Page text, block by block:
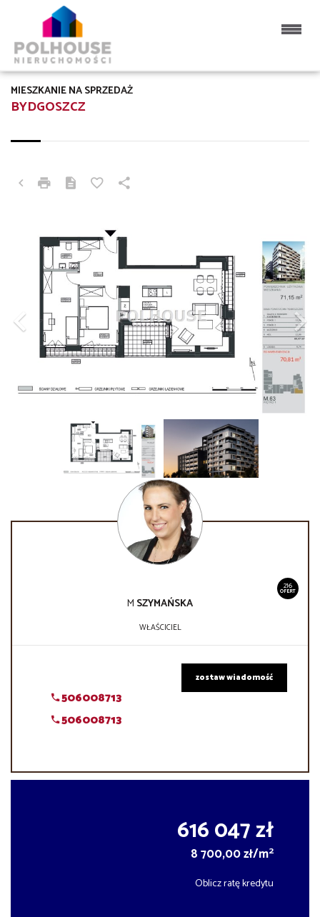
BYDGOSZCZ
MIESZKANIE NA SPRZEDAŻ
216
OFERT
M SZYMAŃSKA
WŁAŚCICIEL
506008713
506008713
zostaw wiadomość
616 047 zł
8 700,00 zł/m2
Oblicz ratę kredytu